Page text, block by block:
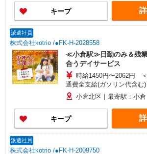
キープ
派遣社員
株式会社kotrio /●FK-H-2028558
≪小倉駅≫日勤のみ＆残
合うデイサービス
時給1450円〜2062円
通費全支給(ガソリン代含む)
小倉北区｜最寄駅：小倉
キープ
派遣社員
株式会社kotrio /●FK-H-2009750